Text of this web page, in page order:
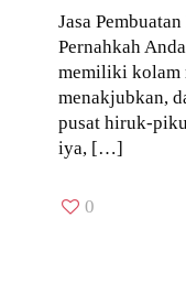
Jasa
Pernahkah
memiliki kolam
menakjubkan,
pusat hiruk-
iya, […]
0